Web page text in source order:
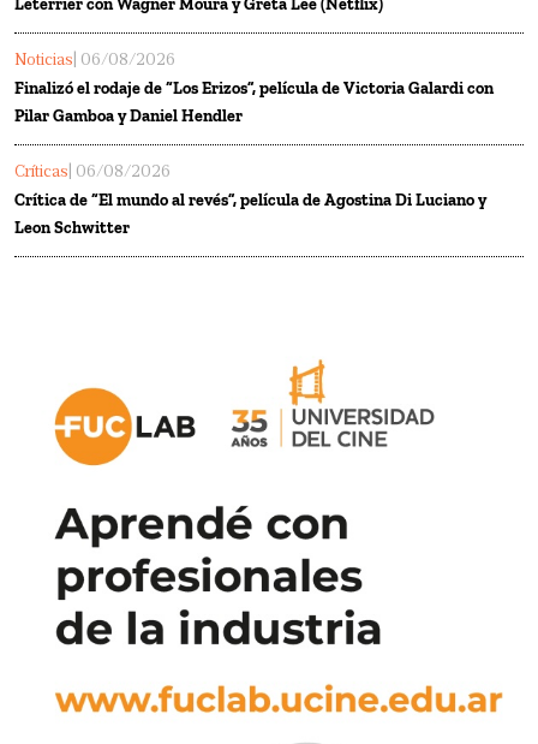
Noticias | 06/08/2026
Finalizó el rodaje de “Los Erizos”, película de Victoria Galardi con
Pilar Gamboa y Daniel Hendler
Críticas | 06/08/2026
Crítica de “El mundo al revés”, película de Agostina Di Luciano y
Leon Schwitter